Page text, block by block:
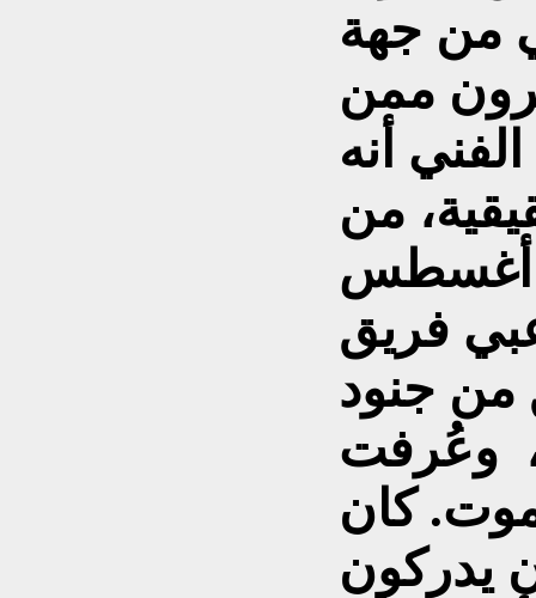
من جهة
ممن
أنه
من
أغسطس
لاعبي فريق
من جنود
وعُرفت
كان
يدركون